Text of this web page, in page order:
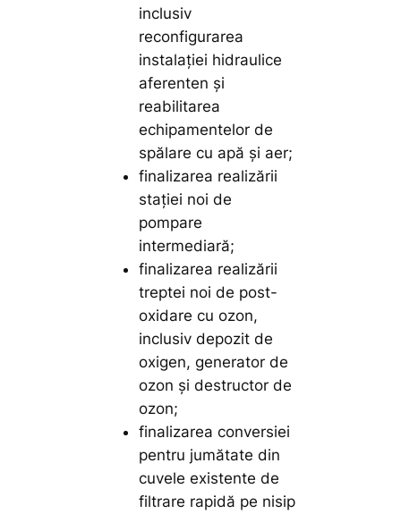
inclusiv
reconfigurarea
instalației hidraulice
aferenten și
reabilitarea
echipamentelor de
spălare cu apă și aer;
finalizarea realizării
stației noi de
pompare
intermediară;
finalizarea realizării
treptei noi de post-
oxidare cu ozon,
inclusiv depozit de
oxigen, generator de
ozon și destructor de
ozon;
finalizarea conversiei
pentru jumătate din
cuvele existente de
filtrare rapidă pe nisip